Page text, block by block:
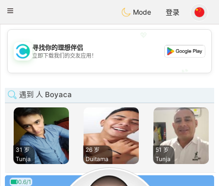
Citas
Toggle
Mode 登录
💖
💕
寻找你的理想伴侣
立即下载我们的交友应用！
遇到 人 Boyaca
31 岁
Tunja
26 岁
Duitama
51 岁
Tunja
0.6/1